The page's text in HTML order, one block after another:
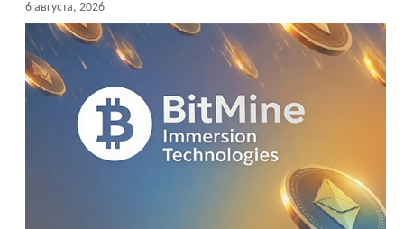
6 августа, 2026